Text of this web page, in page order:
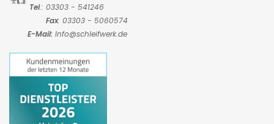
Tel.: 03303 - 541246
Fax: 03303 - 5060574
E-Mail: Info@schleifwerk.de